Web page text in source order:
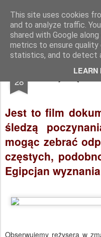
This site uses cookies
and to analyze traffic.
shared with Google
metrics to ensure quality
statistics, and to detect
LEARN
Dojrzałe Kino filmowe
Strona główna Informacje
28
Jest to film
śledzą
mogąc zebrać
częstych,
Egipcjan
Obserwujemy reżysera w